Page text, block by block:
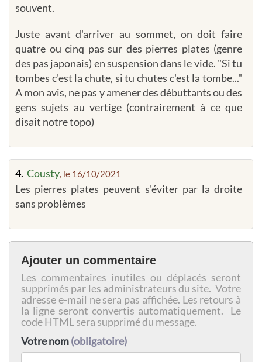
souvent.
Juste avant d'arriver au sommet, on doit faire
quatre ou cinq pas sur des pierres plates (genre
des pas japonais) en suspension dans le vide. "Si tu
tombes c'est la chute, si tu chutes c'est la tombe..."
A mon avis, ne pas y amener des débuttants ou des
gens sujets au vertige (contrairement à ce que
disait notre topo)
4. Cousty, le 16/10/2021
Les pierres plates peuvent s'éviter par la droite
sans problèmes
Ajouter un commentaire
Les commentaires inutiles ou déplacés seront
supprimés par les administrateurs du site. Votre
adresse e-mail ne sera pas affichée. Les retours à
la ligne seront convertis automatiquement. Le
code HTML sera supprimé du message.
Votre nom(obligatoire)